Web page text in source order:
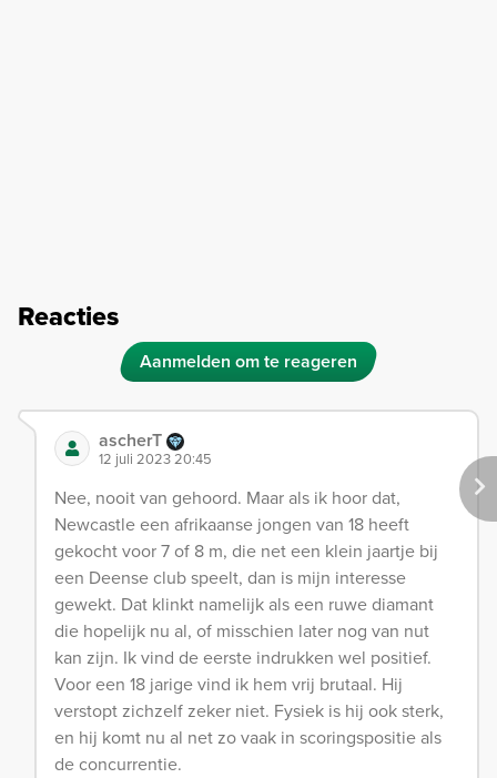
Reacties
Aanmelden om te reageren
ascherT
12 juli 2023 20:45
Nee, nooit van gehoord. Maar als ik hoor dat,
Newcastle een afrikaanse jongen van 18 heeft
gekocht voor 7 of 8 m, die net een klein jaartje bij
een Deense club speelt, dan is mijn interesse
gewekt. Dat klinkt namelijk als een ruwe diamant
die hopelijk nu al, of misschien later nog van nut
kan zijn. Ik vind de eerste indrukken wel positief.
Voor een 18 jarige vind ik hem vrij brutaal. Hij
verstopt zichzelf zeker niet. Fysiek is hij ook sterk,
en hij komt nu al net zo vaak in scoringspositie als
de concurrentie.